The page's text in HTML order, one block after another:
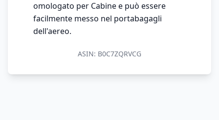
omologato per Cabine e può essere
facilmente messo nel portabagagli
dell'aereo.
ASIN: B0C7ZQRVCG